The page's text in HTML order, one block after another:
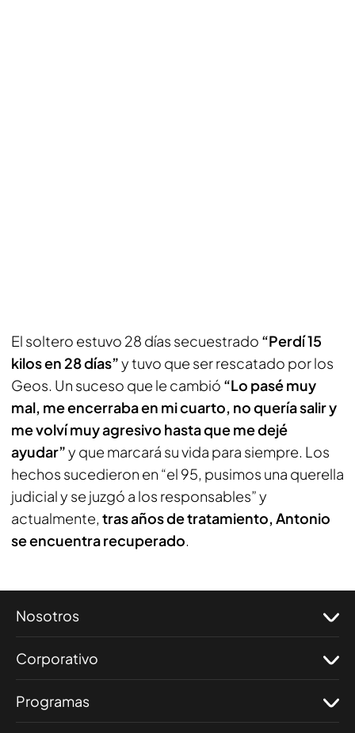
El soltero estuvo 28 días secuestrado “Perdí 15
kilos en 28 días”y tuvo que ser rescatado por los
Geos. Un suceso que le cambió “Lo pasé muy
mal, me encerraba en mi cuarto, no quería salir y
me volví muy agresivo hasta que me dejé
ayudar”y que marcará su vida para siempre. Los
hechos sucedieron en “el 95, pusimos una querella
judicial y se juzgó a los responsables” y
actualmente, tras años de tratamiento, Antonio
se encuentra recuperado.
Nosotros
Corporativo
Programas